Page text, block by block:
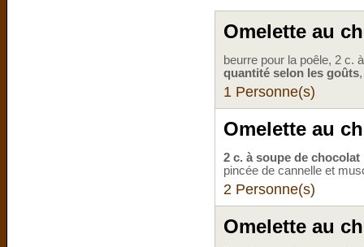
Omelette au
beurre pour la poêle, 2 c.
quantité selon les goûts
1 Personne(s)
Omelette au
2 c. à soupe de
pincée de cannelle et
2 Personne(s)
Omelette au